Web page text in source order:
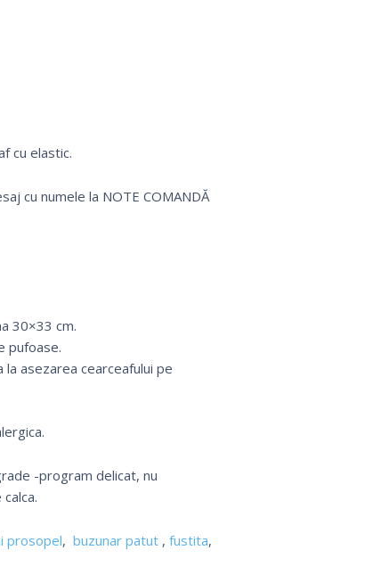
cu elastic.
cu numele la NOTE COMANDĂ
30×33 cm.
pufoase.
asezarea cearceafului pe
-program delicat, nu
prosopel, buzunar patut, fustita,